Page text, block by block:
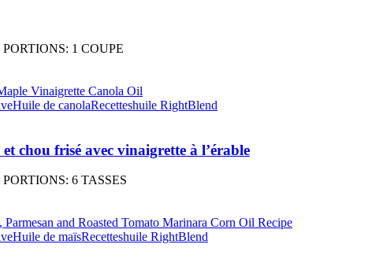
1 COUPE
Huile de canolaRecetteshuile RightBlend
chou frisé avec vinaigrette à l’érable
6 TASSES
Huile de maïsRecetteshuile RightBlend